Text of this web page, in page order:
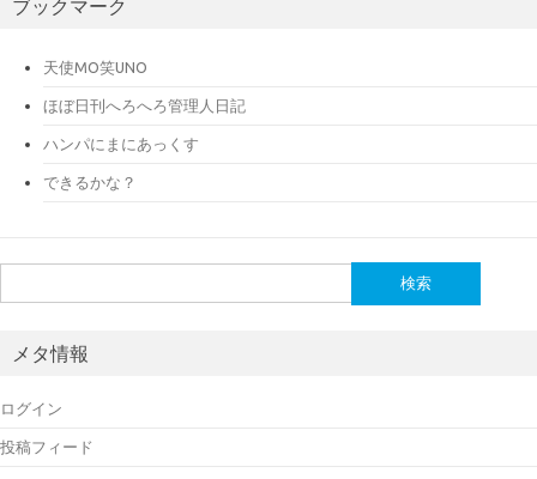
ブックマーク
天使MO笑UNO
ほぼ日刊へろへろ管理人日記
ハンパにまにあっくす
できるかな？
索:
メタ情報
ログイン
投稿フィード